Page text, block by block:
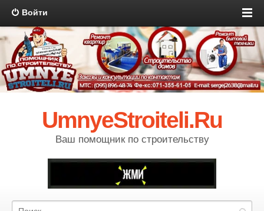
Войти
UmnyeStroiteli.Ru
Ваш помощник по строительству